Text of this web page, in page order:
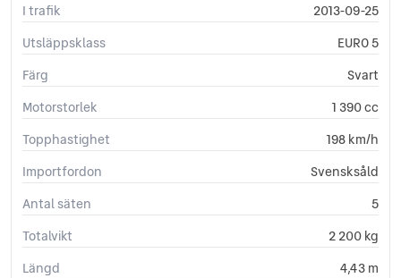
I trafik
2013-09-25
Utsläppsklass
EURO 5
Färg
Svart
Motorstorlek
1 390 cc
Topphastighet
198 km/h
Importfordon
Svensksåld
Antal säten
5
Totalvikt
2 200 kg
Längd
4,43 m